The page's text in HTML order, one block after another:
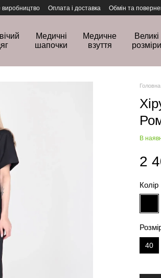
Оплата і доставка Обмін та
Медичні
шапочки
Медичне
взуття
Великі
розміри
Головна
В
2
Колір
40